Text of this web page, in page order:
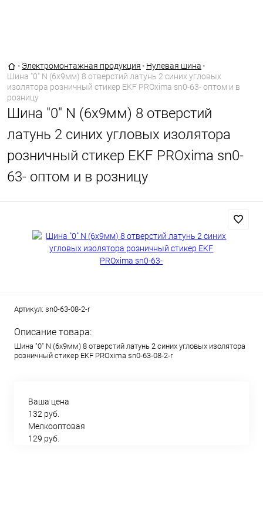
Главная страница
• Электромонтажная продукция • Нулевая шина •
Шина "0" N (6х9мм) 8 отверстий латунь 2 синих угловых
изолятора розничный стикер EKF PROxima sn0-63- оптом и в
розницу
Шина "0" N (6х9мм) 8 отверстий
латунь 2 синих угловых изолятора
розничный стикер EKF PROxima sn0-
63- оптом и в розницу
Артикул: sn0-63-08-2-r
Описание товара:
Шина "0" N (6х9мм) 8 отверстий латунь 2 синих угловых изолятора
розничный стикер EKF PROxima sn0-63-08-2-r
Ваша цена
132 руб.
Мелкооптовая
129 руб.